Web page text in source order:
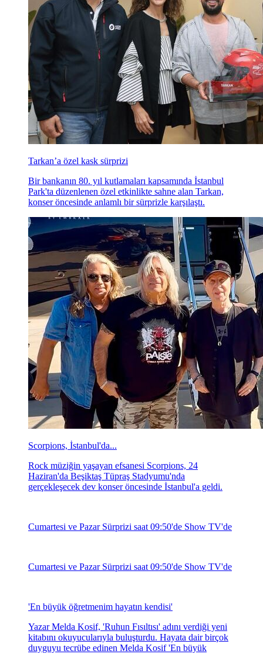
Tarkan’a özel kask sürprizi
Bir bankanın 80. yıl kutlamaları kapsamında İstanbul
Park'ta düzenlenen özel etkinlikte sahne alan Tarkan,
konser öncesinde anlamlı bir sürprizle karşılaştı.
Scorpions, İstanbul'da...
Rock müziğin yaşayan efsanesi Scorpions, 24
Haziran'da Beşiktaş Tüpraş Stadyumu'nda
gerçekleşecek dev konser öncesinde İstanbul'a geldi.
Cumartesi ve Pazar Sürprizi saat 09:50'de Show TV'de
Cumartesi ve Pazar Sürprizi saat 09:50'de Show TV'de
'En büyük öğretmenim hayatın kendisi'
Yazar Melda Kosif, 'Ruhun Fısıltısı' adını verdiği yeni
kitabını okuyucularıyla buluşturdu. Hayata dair birçok
duyguyu tecrübe edinen Melda Kosif 'En büyük